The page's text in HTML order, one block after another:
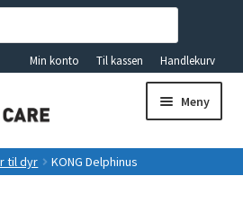
Min konto Til kassen Handlekurv
Meny
til dyr
KONG Delphinus